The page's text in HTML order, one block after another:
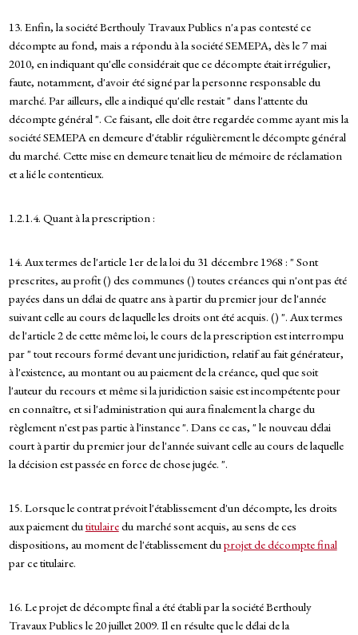
13. Enfin, la société Berthouly Travaux Publics n'a pas contesté ce
décompte au fond, mais a répondu à la société SEMEPA, dès le 7 mai
2010, en indiquant qu'elle considérait que ce décompte était irrégulier,
faute, notamment, d'avoir été signé par la personne responsable du
marché. Par ailleurs, elle a indiqué qu'elle restait " dans l'attente du
décompte général ". Ce faisant, elle doit être regardée comme ayant mis la
société SEMEPA en demeure d'établir régulièrement le décompte général
du marché. Cette mise en demeure tenait lieu de mémoire de réclamation
et a lié le contentieux.
1.2.1.4. Quant à la prescription :
14. Aux termes de l'article 1er de la loi du 31 décembre 1968 : " Sont
prescrites, au profit () des communes () toutes créances qui n'ont pas été
payées dans un délai de quatre ans à partir du premier jour de l'année
suivant celle au cours de laquelle les droits ont été acquis. () ". Aux termes
de l'article 2 de cette même loi, le cours de la prescription est interrompu
par " tout recours formé devant une juridiction, relatif au fait générateur,
à l'existence, au montant ou au paiement de la créance, quel que soit
l'auteur du recours et même si la juridiction saisie est incompétente pour
en connaître, et si l'administration qui aura finalement la charge du
règlement n'est pas partie à l'instance ". Dans ce cas, " le nouveau délai
court à partir du premier jour de l'année suivant celle au cours de laquelle
la décision est passée en force de chose jugée. ".
15. Lorsque le contrat prévoit l'établissement d'un décompte, les droits
aux paiement dutitulairedu marché sont acquis, au sens de ces
dispositions, au moment de l'établissement duprojet de décompte final
par ce titulaire.
16. Le projet de décompte final a été établi par la société Berthouly
Travaux Publics le 20 juillet 2009. Il en résulte que le délai de la